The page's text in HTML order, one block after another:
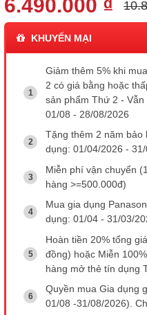
6.490.000 ₫
KHUYẾN MẠI
Giảm thêm 5% khi
2 có giá bằng hoặc
sản phẩm Thứ 2 -
01/08 - 28/08/2026
Tặng thêm 2 năm bảo
dụng: 01/04/2026 -
Miễn phí vận chuyển
hàng >=500.000đ)
Mua gia dụng
dụng: 01/04 - 31/03/
Hoàn tiền 20% tổng
đồng) hoặc Miễn
hàng mở thẻ tín dụng
Quyền mua Gia dụng
01/08 -31/08/2026).